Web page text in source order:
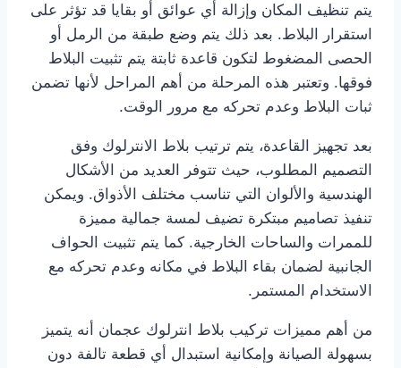
يتم تنظيف المكان وإزالة أي عوائق أو بقايا قد تؤثر على
استقرار البلاط. بعد ذلك يتم وضع طبقة من الرمل أو
الحصى المضغوط لتكون قاعدة ثابتة يتم تثبيت البلاط
فوقها. وتعتبر هذه المرحلة من أهم المراحل لأنها تضمن
ثبات البلاط وعدم تحركه مع مرور الوقت.
بعد تجهيز القاعدة، يتم ترتيب بلاط الانترلوك وفق
التصميم المطلوب، حيث تتوفر العديد من الأشكال
الهندسية والألوان التي تناسب مختلف الأذواق. ويمكن
تنفيذ تصاميم مبتكرة تضيف لمسة جمالية مميزة
للممرات والساحات الخارجية. كما يتم تثبيت الحواف
الجانبية لضمان بقاء البلاط في مكانه وعدم تحركه مع
الاستخدام المستمر.
من أهم مميزات تركيب بلاط انترلوك عجمان أنه يتميز
بسهولة الصيانة وإمكانية استبدال أي قطعة تالفة دون